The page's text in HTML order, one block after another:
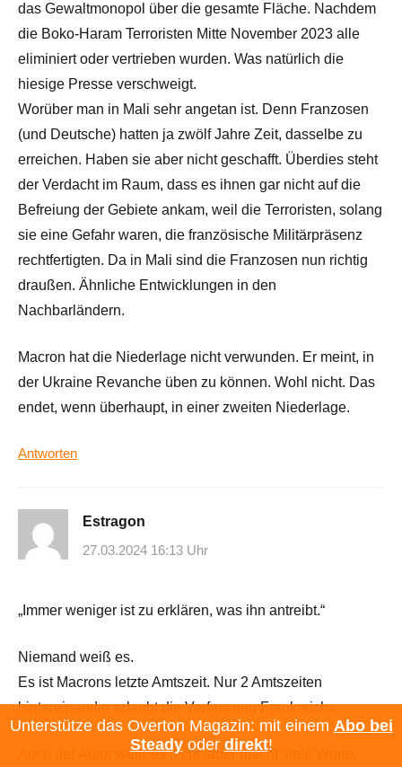
das Gewaltmonopol über die gesamte Fläche. Nachdem
die Boko-Haram Terroristen Mitte November 2023 alle
eliminiert oder vertrieben wurden. Was natürlich die
hiesige Presse verschweigt.
Worüber man in Mali sehr angetan ist. Denn Franzosen
(und Deutsche) hatten ja zwölf Jahre Zeit, dasselbe zu
erreichen. Haben sie aber nicht geschafft. Überdies steht
der Verdacht im Raum, dass es ihnen gar nicht auf die
Befreiung der Gebiete ankam, weil die Terroristen, solang
sie eine Gefahr waren, die französische Militärpräsenz
rechtfertigten. Da in Mali sind die Franzosen nun richtig
draußen. Ähnliche Entwicklungen in den
Nachbarländern.
Macron hat die Niederlage nicht verwunden. Er meint, in
der Ukraine Revanche üben zu können. Wohl nicht. Das
endet, wenn überhaupt, in einer zweiten Niederlage.
Antworten
Estragon
27.03.2024 16:13 Uhr
„Immer weniger ist zu erklären, was ihn antreibt.“
Niemand weiß es.
Es ist Macrons letzte Amtszeit. Nur 2 Amtszeiten
hintereinander erlaubt die Verfassung Frankreichs.
Auch der Autor weiß es nicht, aber macht viele Worte.
Unterstütze das Overton Magazin: mit einem Abo bei
Steadyoder direkt!